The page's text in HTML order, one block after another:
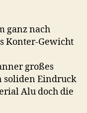
ganz nach
Konter-Gewicht
großes
soliden Eindruck
Alu doch die